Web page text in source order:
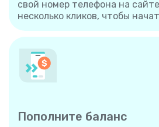
свой номер телефона на
несколько кликов, чтобы
Пополните баланс